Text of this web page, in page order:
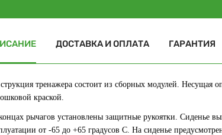
ДОСТАВКА И ОПЛАТА ГАРАНТИЯ
тренажера состоит из сборных модулей.
краской.
рычагов установлены защитные рукоятки. Сиденье
от -65 до +65 градусов С. На сиденье